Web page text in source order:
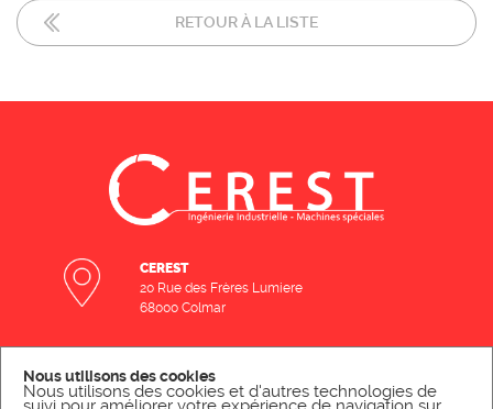
RETOUR À LA LISTE
CEREST
20 Rue des Frères Lumiere
68000 Colmar
NOUS CONTACTER PAR MAIL
NOUS ÉCRIRE
Nous utilisons des cookies
Nous utilisons des cookies et d'autres technologies de